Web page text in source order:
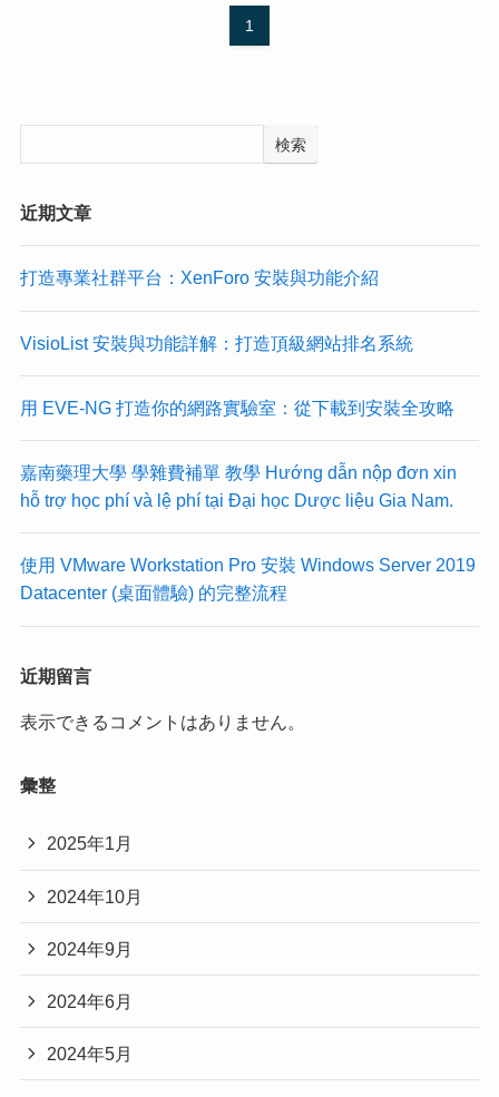
1
検索
近期文章
打造專業社群平台：XenForo 安裝與功能介紹
VisioList 安裝與功能詳解：打造頂級網站排名系統
用 EVE-NG 打造你的網路實驗室：從下載到安裝全攻略
嘉南藥理大學 學雜費補單 教學 Hướng dẫn nộp đơn xin
hỗ trợ học phí và lệ phí tại Đại học Dược liệu Gia Nam.
使用 VMware Workstation Pro 安裝 Windows Server 2019
Datacenter (桌面體驗) 的完整流程
近期留言
表示できるコメントはありません。
彙整
2025年1月
2024年10月
2024年9月
2024年6月
2024年5月